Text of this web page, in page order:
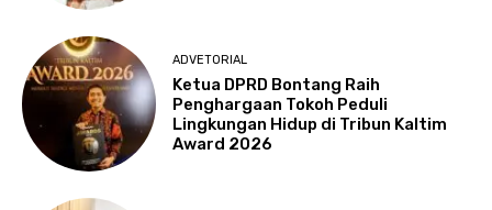
ADVETORIAL
Ketua DPRD Bontang Raih
Penghargaan Tokoh Peduli
Lingkungan Hidup di Tribun Kaltim
Award 2026